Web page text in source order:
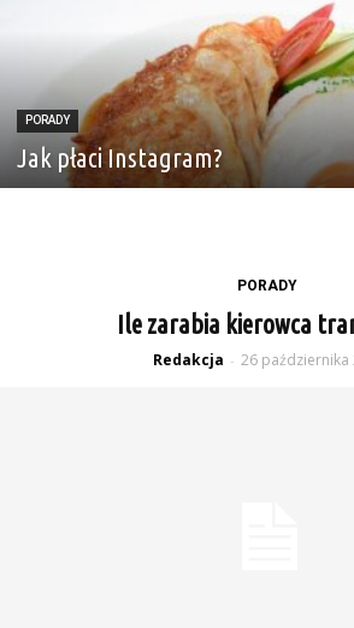
PORADY
Jak płaci Instagram?
PORADY
Ile zarabia kierowca
Redakcja - 26 października